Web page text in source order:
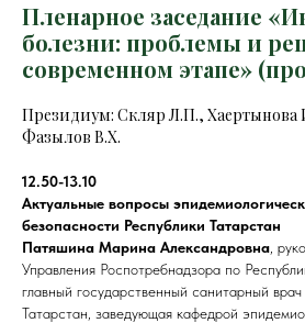
Пленарное заседание
болезни: проблемы и
современном этапе»
Президиум: Скляр Л.П.,
Фазылов В.Х.
12.50-13.10
Актуальные вопросы
безопасности Республики Татарстан
Патяшина Марина Александровна ,
Управления Роспотребнадзора по
главный государственный санитарный
Татарстан, заведующая кафедрой